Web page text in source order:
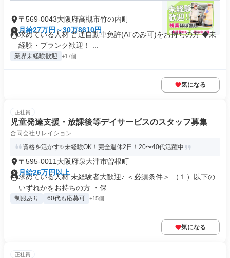
〒569-0043大阪府高槻市竹の内町
月給27万円～30万8610円
求めている人材 普通自動車免許(ATのみ可)をお持ちの方 ◆未
経験・ブランク歓迎！ ...
業界未経験歓迎 +17個
気になる
正社員
児童発達支援・放課後等デイサービスのスタッフ募集
合同会社リレイション
資格を活かす✨未経験OK！完全週休2日！20〜40代活躍中
〒595-0011大阪府泉大津市曽根町
月給26万円以上
求めている人材 未経験者大歓迎♪ ＜必須条件＞ （１）以下の
いずれかをお持ちの方 ・保...
制服あり 60代も応募可 +15個
気になる
正社員